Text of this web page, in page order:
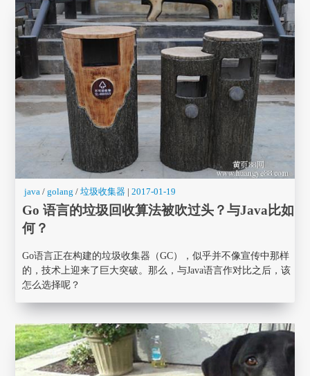
java / golang / 垃圾收集器 |2017-01-19
Go 语言的垃圾回收算法被吹过头？与Java比如
何？
Go语言正在构建的垃圾收集器（GC），似乎并不像宣传中那样
的，技术上迎来了巨大突破。那么，与Java语言作对比之后，该
怎么选择呢？